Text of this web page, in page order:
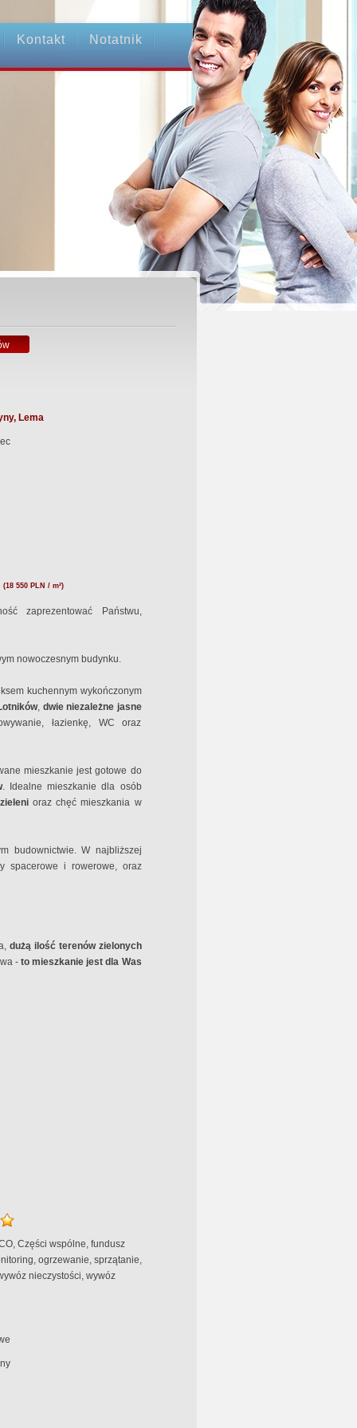
Kontakt Notatnik
Lema
(18 550 PLN / m²)
zaprezentować Państwu,
nowoczesnym budynku.
kuchennym wykończonym
, dwie niezależne jasne
łazienkę, WC oraz
mieszkanie jest gotowe do
. Idealne mieszkanie dla osób
oraz chęć mieszkania w
budownictwie. W najbliższej
spacerowe i rowerowe, oraz
dużą ilość terenów zielonych
- to mieszkanie jest dla Was
Części wspólne, fundusz
ogrzewanie, sprzątanie,
nieczystości, wywóz